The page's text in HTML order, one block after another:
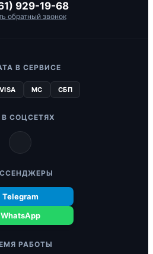
929-19-68
обратный звонок
В СЕРВИСЕ
VISA MC СБП
СОЦСЕТЯХ
Telegram
WhatsApp
РАБОТЫ